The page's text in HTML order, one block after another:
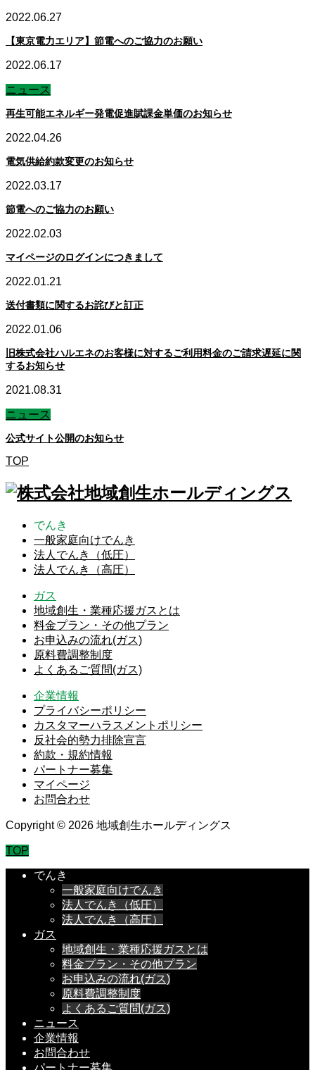
2022.06.27
【東京電力エリア】節電へのご協力のお願い
2022.06.17
ニュース
再生可能エネルギー発電促進賦課金単価のお知らせ
2022.04.26
電気供給約款変更のお知らせ
2022.03.17
節電へのご協力のお願い
2022.02.03
マイページのログインにつきまして
2022.01.21
送付書類に関するお詫びと訂正
2022.01.06
旧株式会社ハルエネのお客様に対するご利用料金のご請求遅延に関
するお知らせ
2021.08.31
ニュース
公式サイト公開のお知らせ
TOP
でんき
一般家庭向けでんき
法人でんき（低圧）
法人でんき（高圧）
ガス
地域創生・業種応援ガスとは
料金プラン・その他プラン
お申込みの流れ(ガス)
原料費調整制度
よくあるご質問(ガス)
企業情報
プライバシーポリシー
カスタマーハラスメントポリシー
反社会的勢力排除宣言
約款・規約情報
パートナー募集
マイページ
お問合わせ
Copyright © 2026 地域創生ホールディングス
TOP
でんき
一般家庭向けでんき
法人でんき（低圧）
法人でんき（高圧）
ガス
地域創生・業種応援ガスとは
料金プラン・その他プラン
お申込みの流れ(ガス)
原料費調整制度
よくあるご質問(ガス)
ニュース
企業情報
お問合わせ
パートナー募集